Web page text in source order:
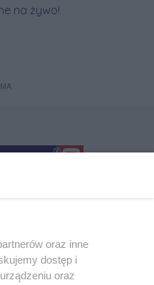
oraz inne
dostęp i
oraz